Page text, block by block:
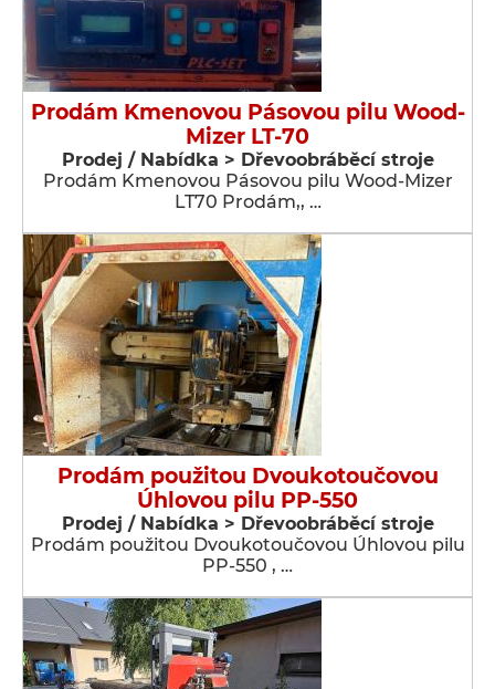
Prodám Kmenovou Pásovou pilu Wood-
Mizer LT-70
Prodej / Nabídka > Dřevoobráběcí stroje
Prodám Kmenovou Pásovou pilu Wood-Mizer
LT70 Prodám,, …
Prodám použitou Dvoukotoučovou
Úhlovou pilu PP-550
Prodej / Nabídka > Dřevoobráběcí stroje
Prodám použitou Dvoukotoučovou Úhlovou pilu
PP-550 , …